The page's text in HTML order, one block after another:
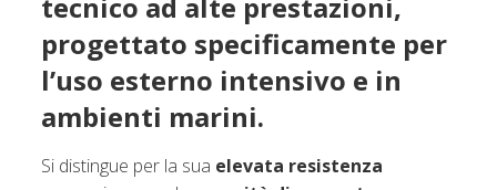
progettato specificamente per
l’uso esterno intensivo e in
ambienti marini.
Si distingue per la sua elevata resistenza